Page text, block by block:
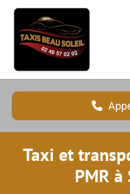
Accéder au contenu
Taxi et
PMR à